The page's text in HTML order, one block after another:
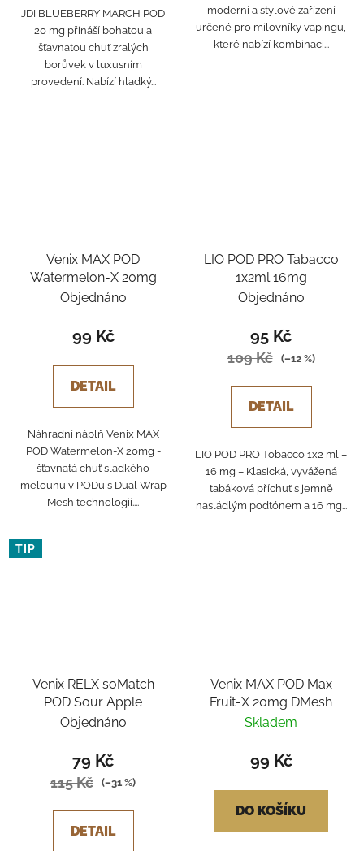
JDI BLUEBERRY MARCH POD
20 mg přináší bohatou a
šťavnatou chuť zralých
borůvek v luxusním
provedení. Nabízí hladký...
moderní a stylové zařízení
určené pro milovníky vapingu,
které nabízí kombinaci...
Venix MAX POD
Watermelon-X 20mg
Objednáno
99 Kč
DETAIL
Náhradní náplň Venix MAX
POD Watermelon-X 20mg -
šťavnatá chuť sladkého
melounu v PODu s Dual Wrap
Mesh technologií....
LIO POD PRO Tabacco
1x2ml 16mg
Objednáno
95 Kč
109 Kč (–12 %)
DETAIL
LIO POD PRO Tobacco 1x2 ml –
16 mg – Klasická, vyvážená
tabáková příchuť s jemně
nasládlým podtónem a 16 mg...
TIP
Venix RELX soMatch
POD Sour Apple
Objednáno
79 Kč
115 Kč (–31 %)
DETAIL
Venix MAX POD Max
Fruit-X 20mg DMesh
Skladem
99 Kč
DO KOŠÍKU